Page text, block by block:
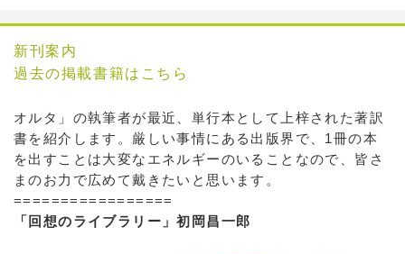
新刊案内
過去の掲載書籍はこちら
オルタ」の執筆者が最近、単行本として上梓された著訳
書を紹介します。厳しい事情にある出版界で、1冊の本
を出すことは大変なエネルギーのいることなので、皆さ
まのお力で広めて戴きたいと思います。
=================
「回想のライブラリー」初岡昌一郎